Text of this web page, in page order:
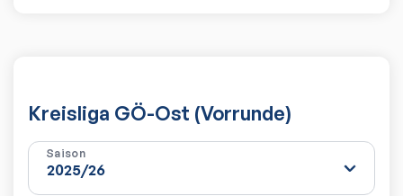
Kreisliga GÖ-Ost (Vorrunde)
Saison